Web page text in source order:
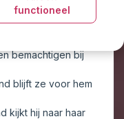
glas over. ‘
het maar in,’ zegt
bemachtigen bij
blijft ze voor hem
kijkt hij naar haar
functioneel